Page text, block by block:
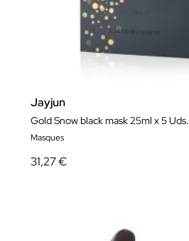
Jayjun
Gold Snow black mask 25ml x 5 Uds.
Masques
31,27 €